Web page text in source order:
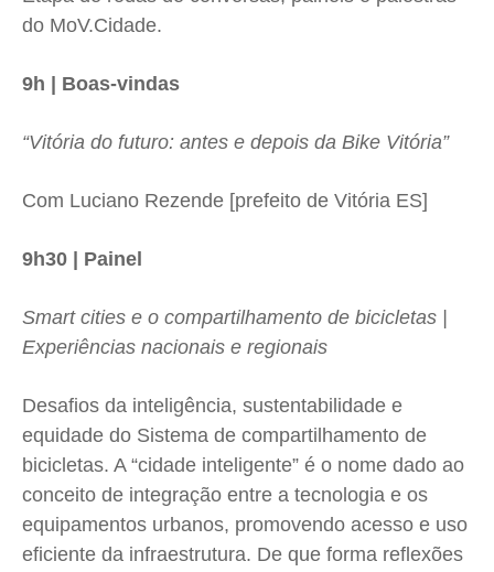
do MoV.Cidade.
9h | Boas-vindas
“Vitória do futuro: antes e depois da Bike Vitória”
Com Luciano Rezende [prefeito de Vitória ES]
9h30 | Painel
Smart cities e o compartilhamento de bicicletas |
Experiências nacionais e regionais
Desafios da inteligência, sustentabilidade e
equidade do Sistema de compartilhamento de
bicicletas. A “cidade inteligente” é o nome dado ao
conceito de integração entre a tecnologia e os
equipamentos urbanos, promovendo acesso e uso
eficiente da infraestrutura. De que forma reflexões